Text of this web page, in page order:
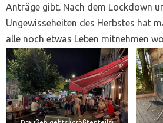
Anträge gibt. Nach dem Lockdown
Ungewisseheiten des Herbstes hat
alle noch etwas Leben mitnehmen